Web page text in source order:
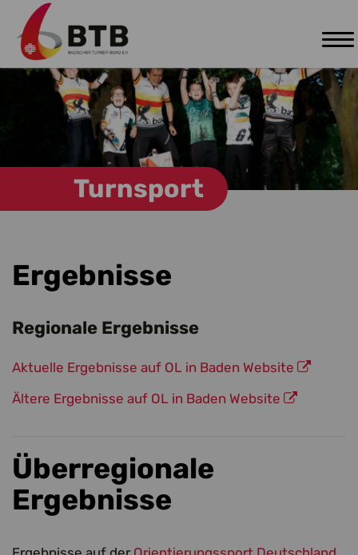
Zum Hauptinhalt springen
Turnsport
Ergebnisse
Regionale Ergebnisse
Aktuelle Ergebnisse auf OL in Baden Website
Ältere Ergebnisse auf OL in Baden Website
Überregionale
Ergebnisse